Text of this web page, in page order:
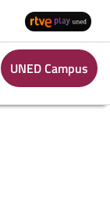
UNED Campus